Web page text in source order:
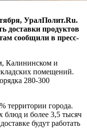
УралПолит.Ru.
доставки продуктов
сообщили в пресс-
Калининском и
помещений.
280-300
территории города.
блюд и более 3,5 тысяч
будут работать